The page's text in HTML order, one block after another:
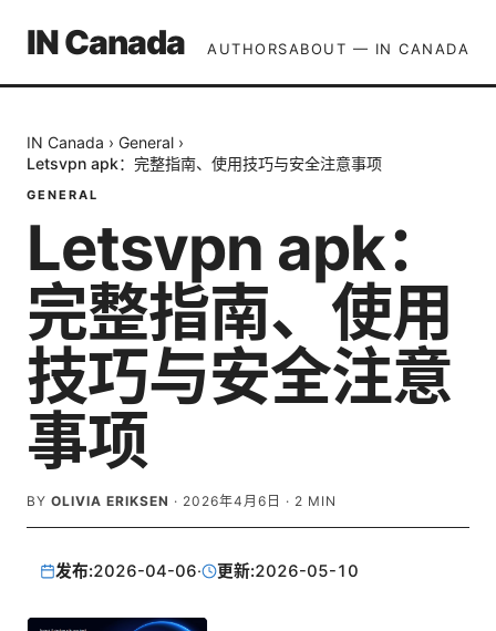
IN Canada AUTHORSABOUT — IN CANADA
IN Canada › General ›
Letsvpn apk：完整指南、使用技巧与安全注意事项
GENERAL
Letsvpn apk：
完整指南、使用
技巧与安全注意
事项
BY OLIVIA ERIKSEN · 2026年4月6日 · 2 MIN
发布:2026-04-06· 更新:2026-05-10